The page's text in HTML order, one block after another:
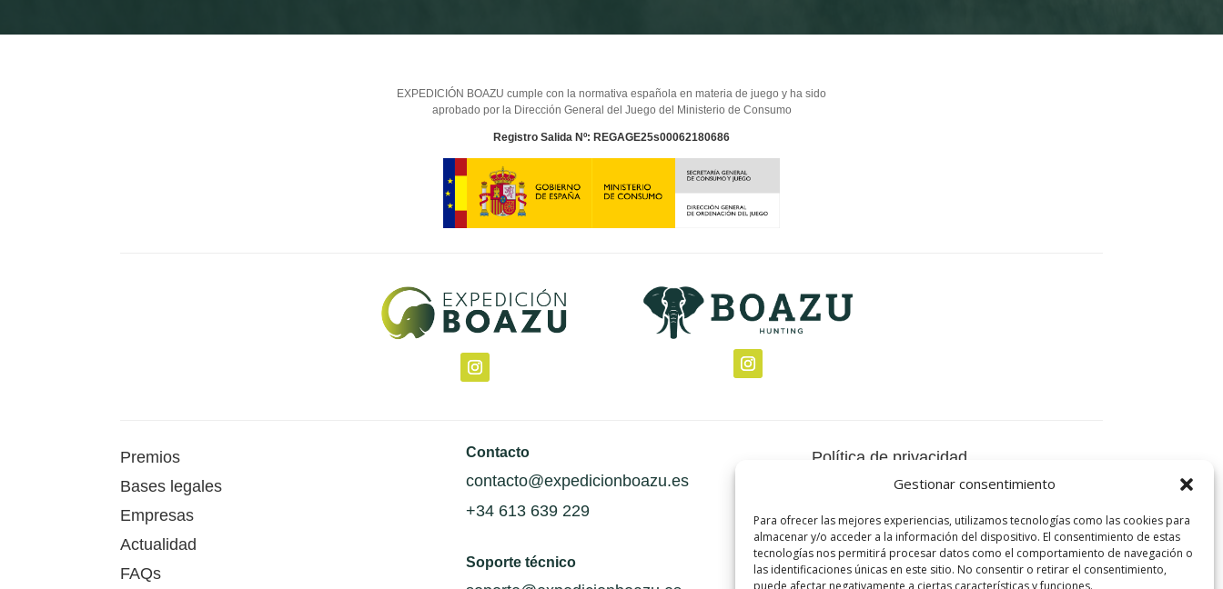
Gestionar consentimiento
Para ofrecer las mejores experiencias, utilizamos tecnologías como las cookies para
almacenar y/o acceder a la información del dispositivo. El consentimiento de estas
tecnologías nos permitirá procesar datos como el comportamiento de navegación o
las identificaciones únicas en este sitio. No consentir o retirar el consentimiento,
puede afectar negativamente a ciertas características y funciones.
EXPEDICIÓN BOAZU cumple con la normativa española en materia de juego y ha sido
aprobado por la Dirección General del Juego del Ministerio de Consumo
Registro Salida Nº: REGAGE25s00062180686
Premios
Bases legales
Empresas
Actualidad
FAQs
Contacto
contacto@expedicionboazu.es
+34 613 639 229
Soporte técnico
Política de privacidad
Política de cookies
Aviso legal
Autorización de la rifa